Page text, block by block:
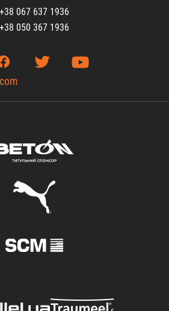
+38 067 637 1936
+38 050 367 1936